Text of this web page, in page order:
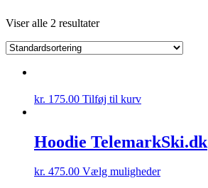
Viser alle 2 resultater
kr. 175.00 Tilføj til kurv
Hoodie TelemarkSki.dk
kr. 475.00 Vælg muligheder